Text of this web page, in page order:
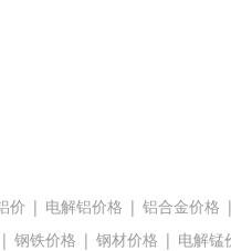
价 | 电解铝价格 | 铝合金价格 |
| 钢铁价格 | 钢材价格 | 电解锰